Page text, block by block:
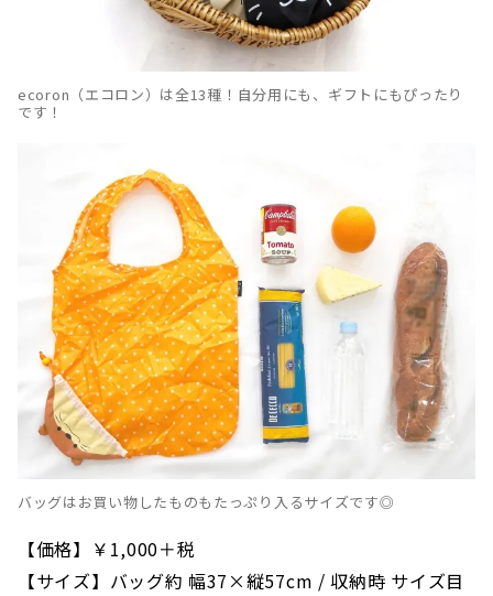
ecoron（エコロン）は全13種！自分用にも、ギフトにもぴったり
です！
バッグはお買い物したものもたっぷり入るサイズです◎
【価格】￥1,000＋税
【サイズ】バッグ約 幅37×縦57cm / 収納時 サイズ目